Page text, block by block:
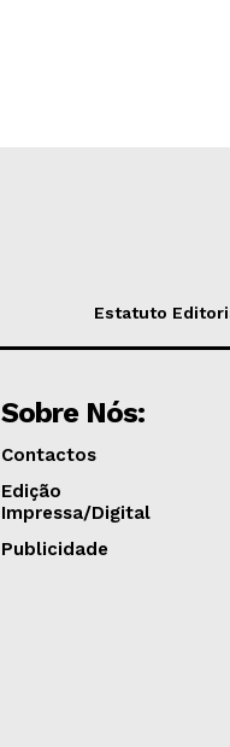
Estatuto
Sobre Nós:
Contactos
Edição
Impressa/Digital
Publicidade